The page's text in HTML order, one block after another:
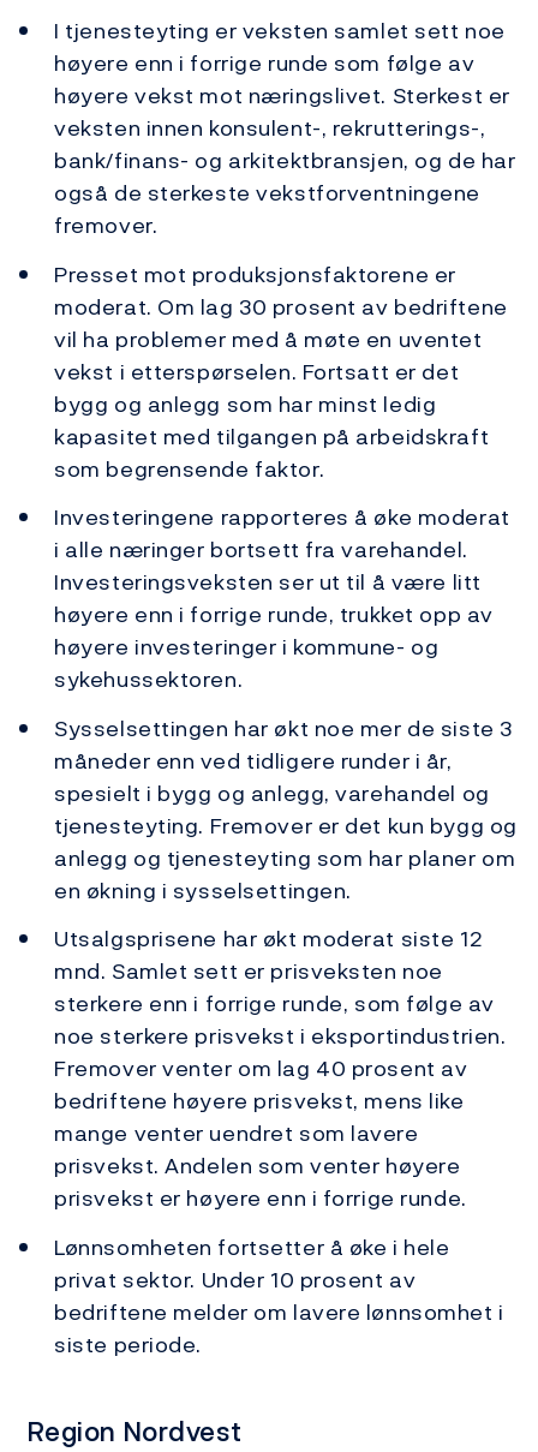
I tjenesteyting er veksten samlet sett noe
høyere enn i forrige runde som følge av
høyere vekst mot næringslivet. Sterkest er
veksten innen konsulent-, rekrutterings-,
bank/finans- og arkitektbransjen, og de har
også de sterkeste vekstforventningene
fremover.
Presset mot produksjonsfaktorene er
moderat. Om lag 30 prosent av bedriftene
vil ha problemer med å møte en uventet
vekst i etterspørselen. Fortsatt er det
bygg og anlegg som har minst ledig
kapasitet med tilgangen på arbeidskraft
som begrensende faktor.
Investeringene rapporteres å øke moderat
i alle næringer bortsett fra varehandel.
Investeringsveksten ser ut til å være litt
høyere enn i forrige runde, trukket opp av
høyere investeringer i kommune- og
sykehussektoren.
Sysselsettingen har økt noe mer de siste 3
måneder enn ved tidligere runder i år,
spesielt i bygg og anlegg, varehandel og
tjenesteyting. Fremover er det kun bygg og
anlegg og tjenesteyting som har planer om
en økning i sysselsettingen.
Utsalgsprisene har økt moderat siste 12
mnd. Samlet sett er prisveksten noe
sterkere enn i forrige runde, som følge av
noe sterkere prisvekst i eksportindustrien.
Fremover venter om lag 40 prosent av
bedriftene høyere prisvekst, mens like
mange venter uendret som lavere
prisvekst. Andelen som venter høyere
prisvekst er høyere enn i forrige runde.
Lønnsomheten fortsetter å øke i hele
privat sektor. Under 10 prosent av
bedriftene melder om lavere lønnsomhet i
siste periode.
Region Nordvest